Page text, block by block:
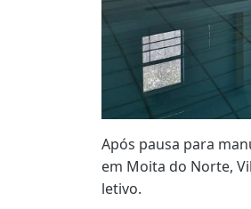
Após pausa para
em Moita do Norte,
letivo.